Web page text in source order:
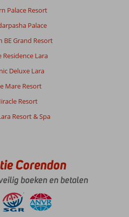
Palace Resort
Palace
BE Grand Resort
Residence Lara
Deluxe Lara
Mare Resort
Resort
Resort & Spa
Corendon
boeken en betalen